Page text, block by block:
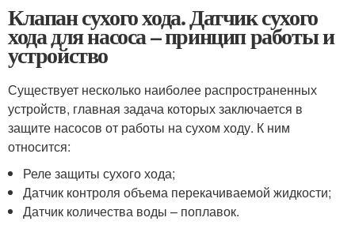
Клапан сухого хода. Датчик сухого
хода для насоса – принцип работы и
устройство
Существует несколько наиболее распространенных
устройств, главная задача которых заключается в
защите насосов от работы на сухом ходу. К ним
относится:
Реле защиты сухого хода;
Датчик контроля объема перекачиваемой жидкости;
Датчик количества воды – поплавок.